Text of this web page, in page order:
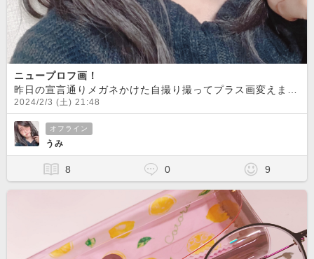
ニュープロフ画！
2024/2/3 (土) 21:48
オフライン
うみ
8 0 9